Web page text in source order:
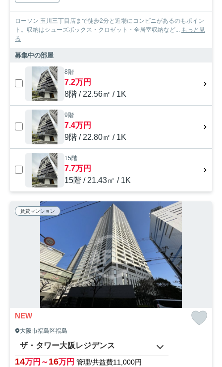
ローソン 玉川三丁目店まで徒歩2分と近場にコンビニがあるのもポイン
ト。収納はシューズボックス・クロゼット・全居室収納など... もっと見
る
募集中の部屋
8階
7.2万円
8階 / 22.56㎡ / 1K
9階
7.4万円
9階 / 22.80㎡ / 1K
15階
7.7万円
15階 / 21.43㎡ / 1K
賃貸マンション
NEW
大阪市福島区福島
ザ・タワー大阪レジデンス
14万円～16万円 管理/共益費11,000円